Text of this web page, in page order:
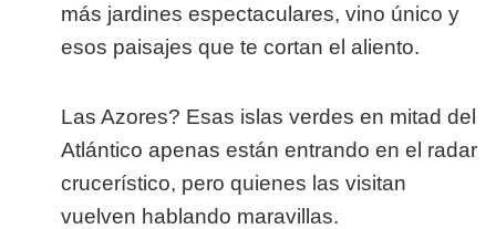
más jardines espectaculares, vino único y
esos paisajes que te cortan el aliento.
Las Azores? Esas islas verdes en mitad del
Atlántico apenas están entrando en el radar
crucerístico, pero quienes las visitan
vuelven hablando maravillas.